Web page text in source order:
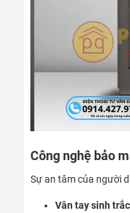
Công nghệ bảo
Sự an tâm của người
Vân tay sinh